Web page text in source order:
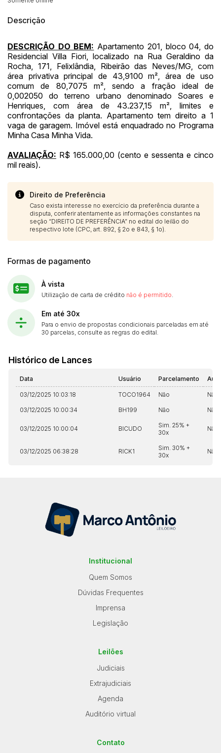
Descrição
DESCRIÇÃO DO BEM: Apartamento 201, bloco 04, do
Residencial Villa Fiori, localizado na Rua Geraldino da
Rocha, 171, Felixlândia, Ribeirão das Neves/MG, com
área privativa principal de 43,9100 m², área de uso
comum de 80,7075 m², sendo a fração ideal de
0,002050 do terreno urbano denominado Soares e
Henriques, com área de 43.237,15 m², limites e
confrontações da planta. Apartamento tem direito a 1
vaga de garagem. Imóvel está enquadrado no Programa
Minha Casa Minha Vida.
AVALIAÇÃO: R$ 165.000,00 (cento e sessenta e cinco
mil reais).
Direito de Preferência
Caso exista interesse no exercício da preferência durante a
disputa, conferir atentamente as informações constantes na
seção “DIREITO DE PREFERÊNCIA” no edital do leilão do
respectivo lote (CPC, art. 892, § 2o e 843, § 1o).
Formas de pagamento
À vista
Utilização de carta de crédito não é permitido
Em até 30x
Para o envio de propostas condicionais parceladas em até
30 parcelas, consulte as regras do edital.
Histórico de Lances
Data Usuário Parcelamento
03/12/2025 10:03:18 TOCO1964 Não Não
03/12/2025 10:00:34 BH199 Não Não
03/12/2025 10:00:04 BICUDO
Sim. 25% +
30x
Não
03/12/2025 06:38:28 RICK1
Sim. 30% +
30x
Não
(Art. 895, CPC)
Histórico de Propostas
14/04/2025 18:43:11 TIAGOFELIPE R$ 1,00
14/04/2025 18:43:11 TIAGOFELIPE R$ 1,00
Clique aqui para fazer login
propostas
Institucional
Quem Somos
Dúvidas Frequentes
Imprensa
Legislação
Leilões
Judiciais
Extrajudiciais
Agenda
Auditório virtual
Contato